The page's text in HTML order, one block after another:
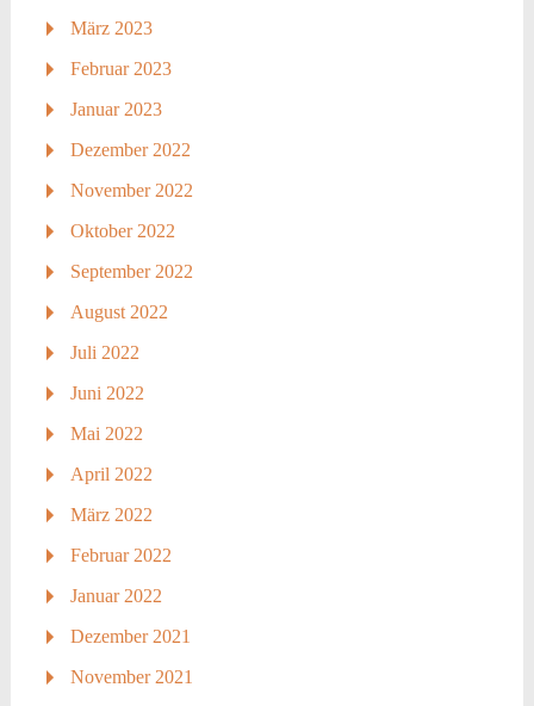
März 2023
Februar 2023
Januar 2023
Dezember 2022
November 2022
Oktober 2022
September 2022
August 2022
Juli 2022
Juni 2022
Mai 2022
April 2022
März 2022
Februar 2022
Januar 2022
Dezember 2021
November 2021